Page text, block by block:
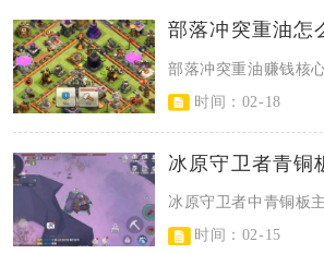
部落冲突重油怎
时间：02-18
冰原守卫者青铜
时间：02-15